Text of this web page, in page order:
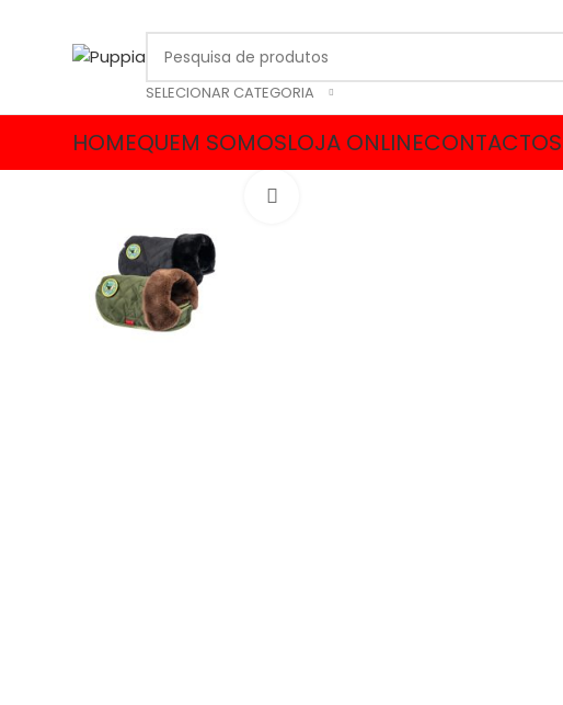
SELECIONAR CATEGORIA
HOMEQUEM SOMOSLOJA ONLINECONTACTOS